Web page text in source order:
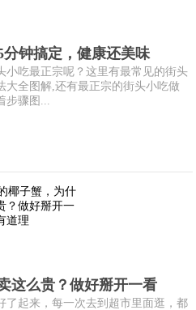
钟搞定，健康还美味
小吃最正宗呢？这里有最常见的街头
大全图解,还有最正宗的街头小吃做
骤图...
这么贵？做好掰开一看
了起来，每一次去到超市里面逛，都